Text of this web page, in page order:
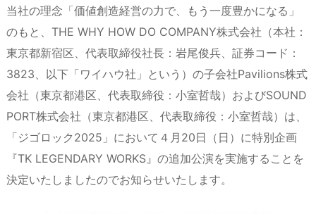
e
a
d
s
st
o
d
o
n
e
s
k
y
m
bl
r
b
o
ar
d
n
dr
o
p.
io
当社の理念「価値創造経営の力で、もう一度豊かになる」
のもと、THE WHY HOW DO COMPANY株式会社（本社：
東京都新宿区、代表取締役社長：岩尾俊兵、証券コード：
3823、以下「ワイハウ社」という）の子会社Pavilions株式
会社（東京都港区、代表取締役：小室哲哉）およびSOUND
PORT株式会社（東京都港区、代表取締役：小室哲哉）は、
「ジゴロック2025」において４月20日（日）に特別企画
『TK LEGENDARY WORKS』の追加公演を実施することを
決定いたしましたのでお知らせいたします。